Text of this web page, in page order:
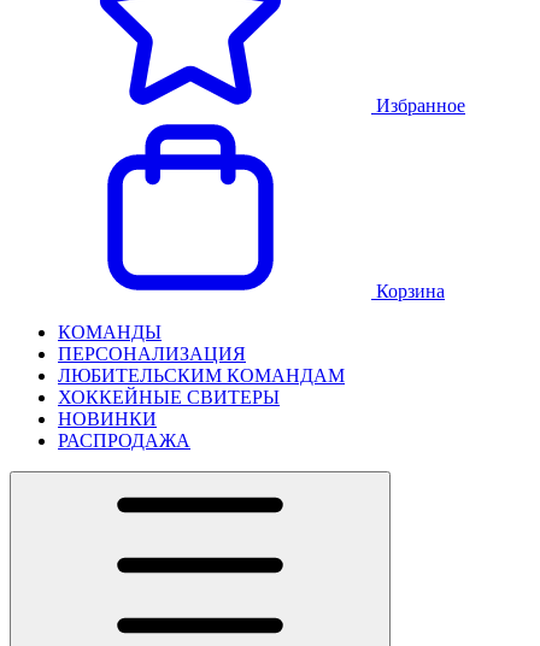
Избранное
Корзина
КОМАНДЫ
ПЕРСОНАЛИЗАЦИЯ
ЛЮБИТЕЛЬСКИМ КОМАНДАМ
ХОККЕЙНЫЕ СВИТЕРЫ
НОВИНКИ
РАСПРОДАЖА